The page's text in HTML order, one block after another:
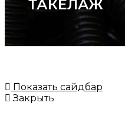
ТАКЕЛАЖ
Показать сайдбар
Закрыть